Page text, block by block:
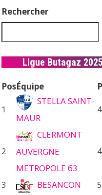
Rechercher
Ligue Butagaz
PosÉquipe
1
STELLA SAINT-
MAUR
4
2
CLERMONT
AUVERGNE
METROPOLE 63
4
3 BESANCON